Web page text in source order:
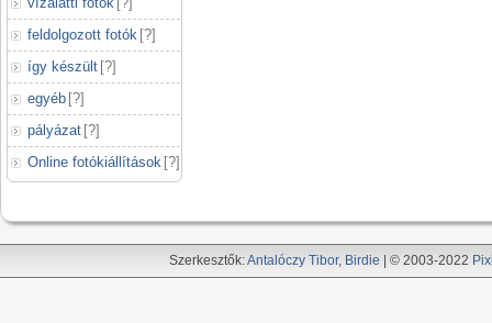
feldolgozott fotók [?]
így készült [?]
egyéb [?]
pályázat [?]
Online fotókiállítások [?]
Szerkesztők:Antalóczy Tibor, Birdie | © 2003-2022